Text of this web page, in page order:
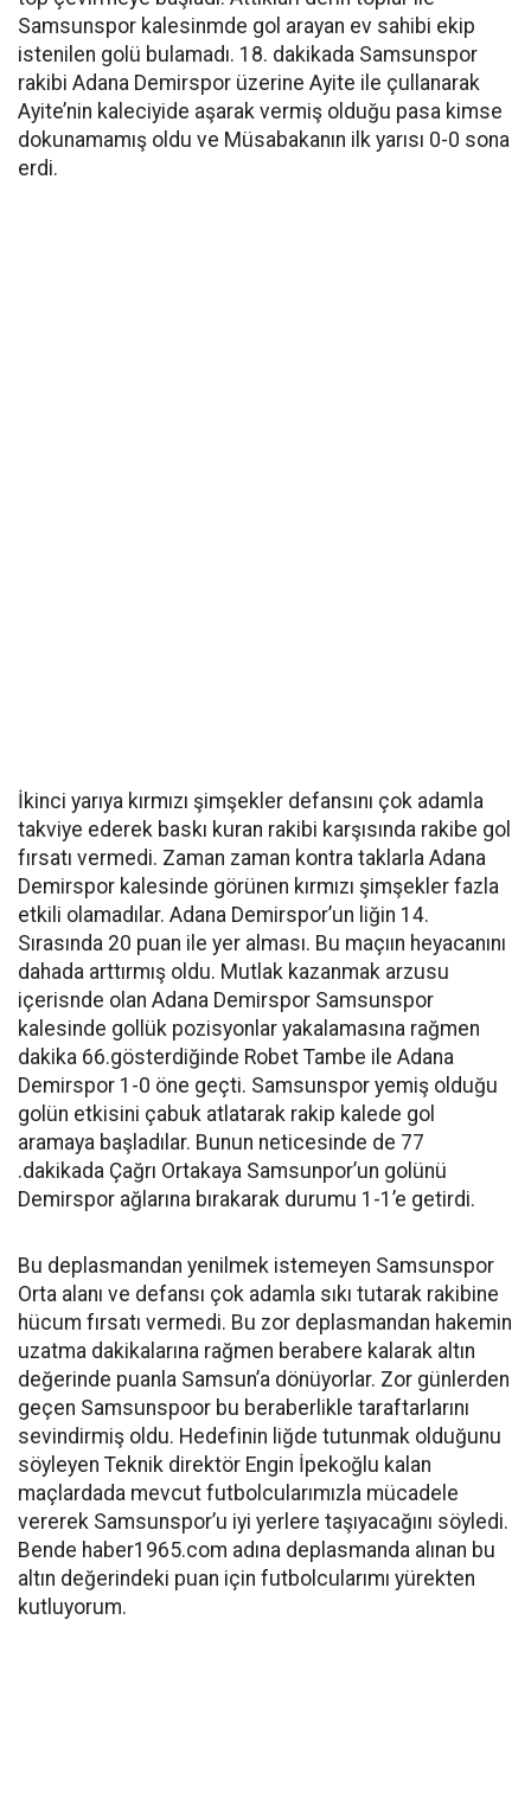
Samsunspor kalesinmde gol arayan ev sahibi ekip
istenilen golü bulamadı. 18. dakikada Samsunspor
rakibi Adana Demirspor üzerine Ayite ile çullanarak
Ayite’nin kaleciyide aşarak vermiş olduğu pasa kimse
dokunamamış oldu ve Müsabakanın ilk yarısı 0-0 sona
erdi.
İkinci yarıya kırmızı şimşekler defansını çok adamla
takviye ederek baskı kuran rakibi karşısında rakibe gol
fırsatı vermedi. Zaman zaman kontra taklarla Adana
Demirspor kalesinde görünen kırmızı şimşekler fazla
etkili olamadılar. Adana Demirspor’un liğin 14.
Sırasında 20 puan ile yer alması. Bu maçıın heyacanını
dahada arttırmış oldu. Mutlak kazanmak arzusu
içerisnde olan Adana Demirspor Samsunspor
kalesinde gollük pozisyonlar yakalamasına rağmen
dakika 66.gösterdiğinde Robet Tambe ile Adana
Demirspor 1-0 öne geçti. Samsunspor yemiş olduğu
golün etkisini çabuk atlatarak rakip kalede gol
aramaya başladılar. Bunun neticesinde de 77
.dakikada Çağrı Ortakaya Samsunpor’un golünü
Demirspor ağlarına bırakarak durumu 1-1’e getirdi.
Bu deplasmandan yenilmek istemeyen Samsunspor
Orta alanı ve defansı çok adamla sıkı tutarak rakibine
hücum fırsatı vermedi. Bu zor deplasmandan hakemin
uzatma dakikalarına rağmen berabere kalarak altın
değerinde puanla Samsun’a dönüyorlar. Zor günlerden
geçen Samsunspoor bu beraberlikle taraftarlarını
sevindirmiş oldu. Hedefinin liğde tutunmak olduğunu
söyleyen Teknik direktör Engin İpekoğlu kalan
maçlardada mevcut futbolcularımızla mücadele
vererek Samsunspor’u iyi yerlere taşıyacağını söyledi.
Bende haber1965.com adına deplasmanda alınan bu
altın değerindeki puan için futbolcularımı yürekten
kutluyorum.